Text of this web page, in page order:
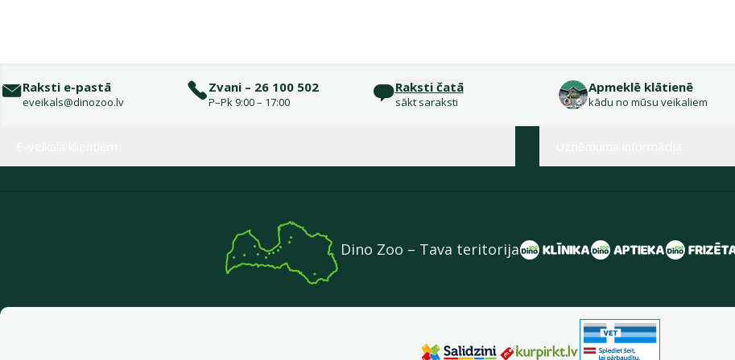
Raksti e-pastā
eveikals@dinozoo.lv
Zvani – 26 100 502
P–Pk 9:00 – 17:00
Raksti čatā
sākt saraksti
Apmeklē klātienē
kādu no mūsu veikaliem
Dino Zoo – Tava teritorija